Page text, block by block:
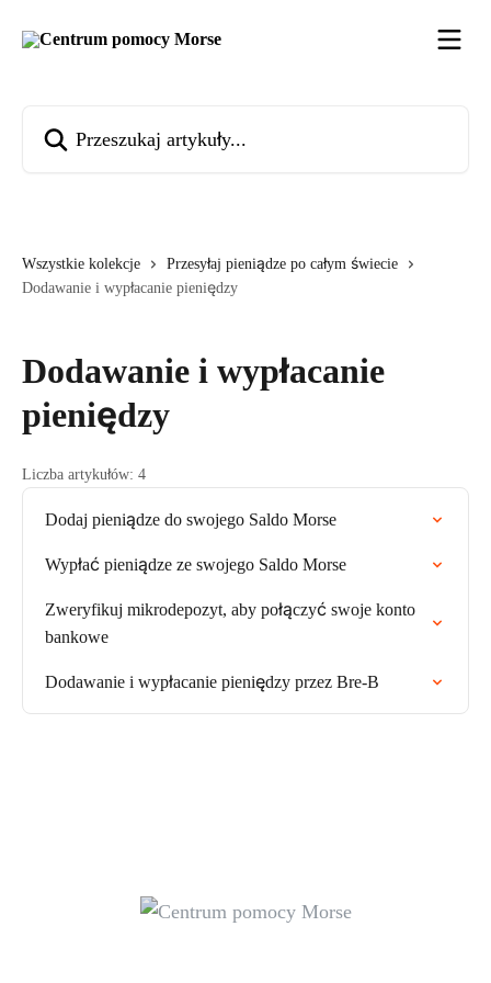
Wszystkie kolekcje
Przesyłaj pieniądze po całym świecie
Dodawanie i wypłacanie pieniędzy
Dodawanie i wypłacanie
pieniędzy
Liczba artykułów: 4
Dodaj pieniądze do swojego Saldo Morse
Wypłać pieniądze ze swojego Saldo Morse
Zweryfikuj mikrodepozyt, aby połączyć swoje konto
bankowe
Dodawanie i wypłacanie pieniędzy przez Bre-B